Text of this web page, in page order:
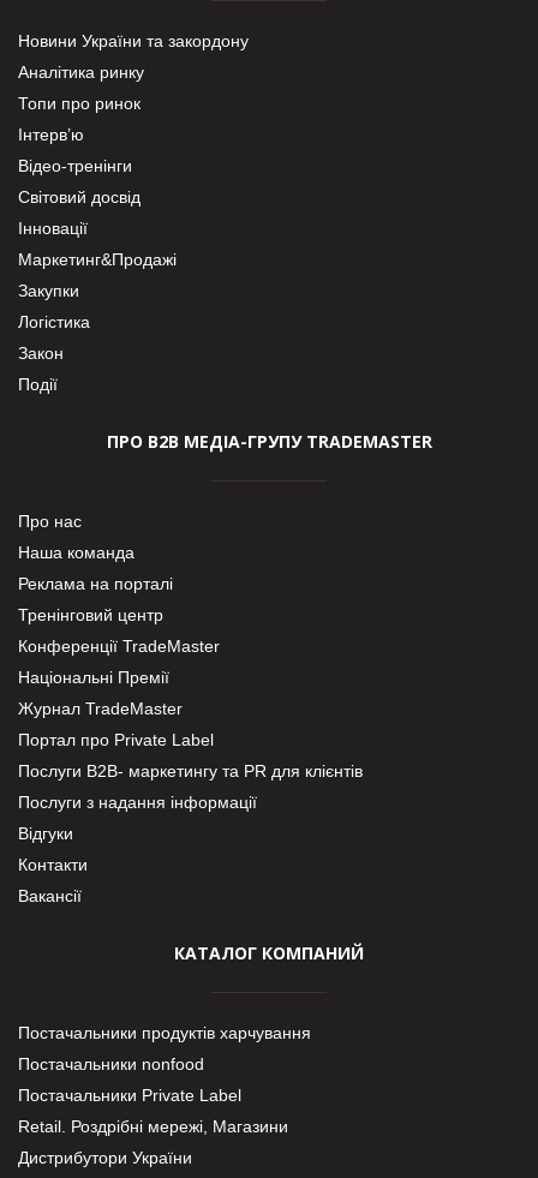
Новини України та закордону
Аналітика ринку
Топи про ринок
Інтерв’ю
Відео-тренінги
Світовий досвід
Інновації
Маркетинг&Продажі
Закупки
Логістика
Закон
Події
ПРО В2В МЕДІА-ГРУПУ TRADEMASTER
Про нас
Наша команда
Реклама на порталі
Тренінговий центр
Конференції TradeMaster
Національні Премії
Журнал TradeMaster
Портал про Private Label
Послуги В2В- маркетингу та PR для клієнтів
Послуги з надання інформації
Відгуки
Контакти
Вакансії
КАТАЛОГ КОМПАНИЙ
Постачальники продуктів харчування
Постачальники nonfood
Постачальники Private Label
Retail. Роздрібні мережі, Магазини
Дистрибутори України